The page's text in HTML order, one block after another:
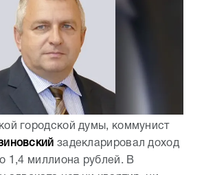
городской думы, коммунист
задекларировал доход
1,4 миллиона рублей. В